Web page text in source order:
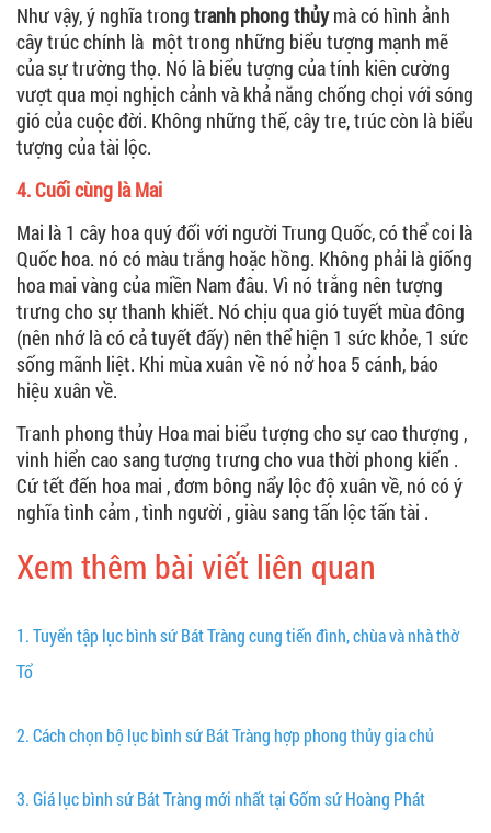
Như vậy, ý nghĩa trong tranh phong thủymà có hình ảnh
cây trúc chính là một trong những biểu tượng mạnh mẽ
của sự trường thọ. Nó là biểu tượng của tính kiên cường
vượt qua mọi nghịch cảnh và khả năng chống chọi với sóng
gió của cuộc đời. Không những thế, cây tre, trúc còn là biểu
tượng của tài lộc.
4. Cuối cùng là Mai
Mai là 1 cây hoa quý đối với người Trung Quốc, có thể coi là
Quốc hoa. nó có màu trắng hoặc hồng. Không phải là giống
hoa mai vàng của miền Nam đâu. Vì nó trắng nên tượng
trưng cho sự thanh khiết. Nó chịu qua gió tuyết mùa đông
(nên nhớ là có cả tuyết đấy) nên thể hiện 1 sức khỏe, 1 sức
sống mãnh liệt. Khi mùa xuân về nó nở hoa 5 cánh, báo
hiệu xuân về.
Tranh phong thủy Hoa mai biểu tượng cho sự cao thượng ,
vinh hiển cao sang tượng trưng cho vua thời phong kiến .
Cứ tết đến hoa mai , đơm bông nẩy lộc độ xuân về, nó có ý
nghĩa tình cảm , tình người , giàu sang tấn lộc tấn tài .
Xem thêm bài viết liên quan
1.Tuyển tập lục bình sứ Bát Tràng cung tiến đình, chùa và nhà thờ
Tổ
2.Cách chọn bộ lục bình sứ Bát Tràng hợp phong thủy gia chủ
3.Giá lục bình sứ Bát Tràng mới nhất tại Gốm sứ Hoàng Phát